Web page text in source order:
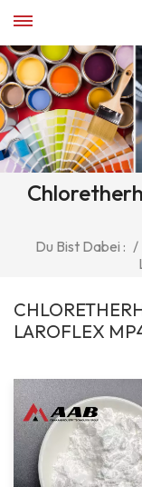
Du Bist Dabei : /
LAROFLEX